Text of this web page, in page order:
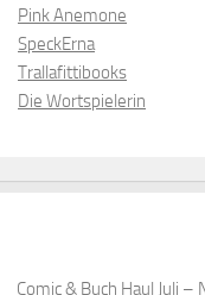
Pink Anemone
SpeckErna
Trallafittibooks
Die Wortspielerin
Comic & Buch Haul Juli